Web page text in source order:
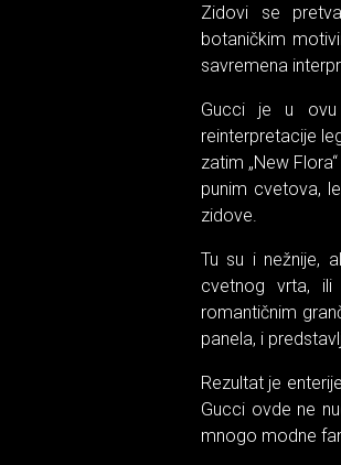
Zidovi se
botaničkim
savremena
Gucci je u ovu
reinterpretacije
zatim „New
punim cvetova,
zidove.
Tu su i nežnije,
cvetnog vrta, ili
romantičnim
panela, i
Rezultat je
Gucci ovde ne
mnogo modne